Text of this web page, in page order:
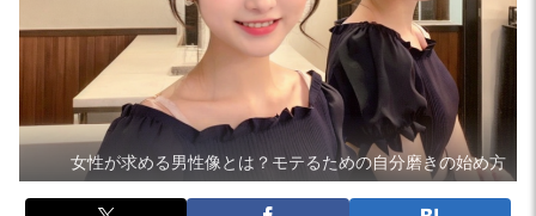
女性が求める男性像とは？モテるための自分磨きの始め方